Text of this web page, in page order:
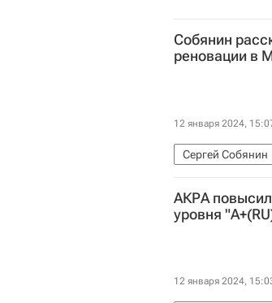
Собянин
реновации в
12 января 2024,
Сергей Собянин
Программа
АКРА
уровня
12 января 2024,